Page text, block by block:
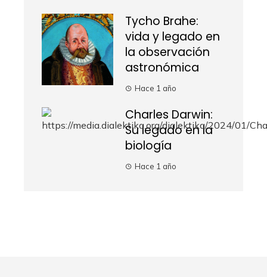
Tycho Brahe:
vida y legado en
la observación
astronómica
Hace 1 año
Charles Darwin:
Su legado en la
biología
Hace 1 año